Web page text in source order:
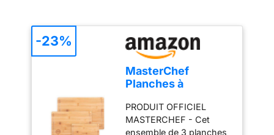
convivial entre amis ou
en famille. Le bac à eau
réduit également fumée
et odeurs en plus de
Grillades en toute
sécurité - Le revêtement
MasterChef
Planches à
Lot de Planche à
Découper Bois de
PRODUIT OFFICIEL
MASTERCHEF - Cet
ensemble de 3 planches
-23%